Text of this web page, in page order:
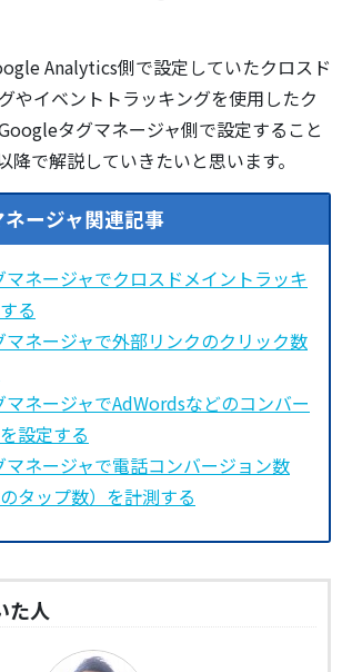
Analytics側で設定していたクロスド
やイベントトラッキングを使用したク
タグマネージャ側で設定すること
降で解説していきたいと思います。
ージャ関連記事
ネージャでクロスドメイントラッキ
る
ネージャで外部リンクのクリック数
ネージャでAdWordsなどのコンバー
設定する
ネージャで電話コンバージョン数
のタップ数）を計測する
た人